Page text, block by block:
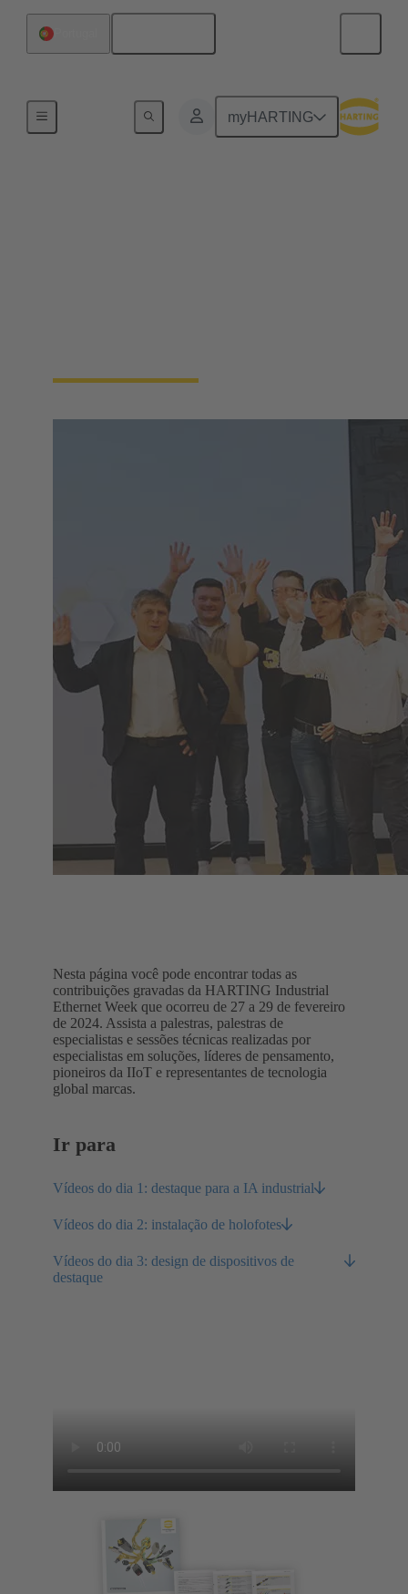
myHARTING
Nesta página você pode encontrar todas as
contribuições gravadas da HARTING Industrial
Ethernet Week que ocorreu de 27 a 29 de fevereiro
de 2024. Assista a palestras, palestras de
especialistas e sessões técnicas realizadas por
especialistas em soluções, líderes de pensamento,
pioneiros da IIoT e representantes de tecnologia
global marcas.
Ir para
Vídeos do dia 1: destaque para a IA industrial
Vídeos do dia 2: instalação de holofotes
Vídeos do dia 3: design de dispositivos de
destaque